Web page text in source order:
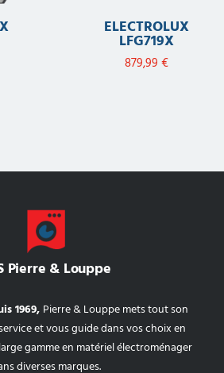
ELECTROLUX
LFG719X
879,99 €
Pierre & Louppe
1969, Pierre & Louppe mets tout son
et vous guide dans vos choix en
gamme en matériel électroménager
diverses marques.